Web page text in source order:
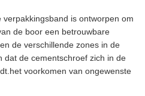
verpakkingsband is ontworpen om
de boor een betrouwbare
de verschillende zones in de
dat de cementschroef zich in de
voorkomen van ongewenste